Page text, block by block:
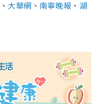
、 大華網 、 南寧晚報 、 湖